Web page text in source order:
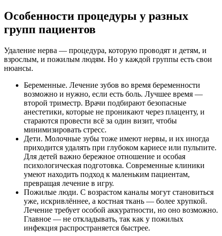
Особенности процедуры у разных
групп пациентов
Удаление нерва — процедура, которую проводят и детям, и
взрослым, и пожилым людям. Но у каждой группы есть свои
нюансы.
Беременные. Лечение зубов во время беременности
возможно и нужно, если есть боль. Лучшее время —
второй триместр. Врачи подбирают безопасные
анестетики, которые не проникают через плаценту, и
стараются провести всё за один визит, чтобы
минимизировать стресс.
Дети. Молочные зубы тоже имеют нервы, и их иногда
приходится удалять при глубоком кариесе или пульпите.
Для детей важно бережное отношение и особая
психологическая подготовка. Современные клиники
умеют находить подход к маленьким пациентам,
превращая лечение в игру.
Пожилые люди. С возрастом каналы могут становиться
уже, искривлённее, а костная ткань — более хрупкой.
Лечение требует особой аккуратности, но оно возможно.
Главное — не откладывать, так как у пожилых
инфекция распространяется быстрее.